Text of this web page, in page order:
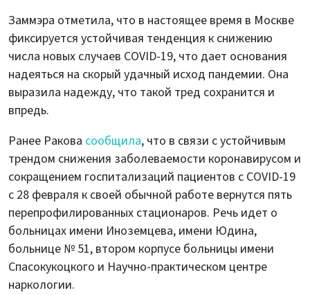
Заммэра отметила, что в настоящее время в Москве
фиксируется устойчивая тенденция к снижению
числа новых случаев COVID-19, что дает основания
надеяться на скорый удачный исход пандемии. Она
выразила надежду, что такой тред сохранится и
впредь.
Ранее Ракова сообщила, что в связи с устойчивым
трендом снижения заболеваемости коронавирусом и
сокращением госпитализаций пациентов с COVID-19
с 28 февраля к своей обычной работе вернутся пять
перепрофилированных стационаров. Речь идет о
больницах имени Иноземцева, имени Юдина,
больнице № 51, втором корпусе больницы имени
Спасокукоцкого и Научно-практическом центре
наркологии.